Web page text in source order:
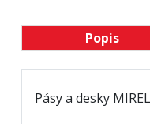
Popis
Pásy a desky